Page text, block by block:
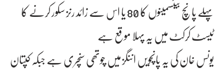
پہلے پانچ بیٹسمینوں کا 80 یا اس سے زائد رنز سکور کرنے کا
ٹیسٹ کرکٹ میں یہ پہلا موقع ہے
یونس خان کی یہ پانچویں اننگز میں چوتھی سنچری ہے جبکہ کپتان